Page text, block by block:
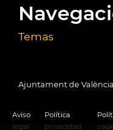
Temas
Ajuntament de
Aviso
legal
Política
privacidad